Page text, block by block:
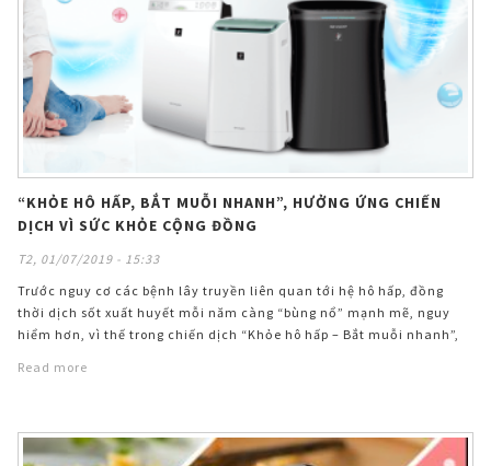
“KHỎE HÔ HẤP, BẮT MUỖI NHANH”, HƯỞNG ỨNG CHIẾN
DỊCH VÌ SỨC KHỎE CỘNG ĐỒNG
T2, 01/07/2019 - 15:33
Trước nguy cơ các bệnh lây truyền liên quan tới hệ hô hấp, đồng
thời dịch sốt xuất huyết mỗi năm càng “bùng nổ” mạnh mẽ, nguy
hiểm hơn, vì thế trong chiến dịch “Khỏe hô hấp – Bắt muỗi nhanh”,
tại các bệnh viện lớn.
Read more